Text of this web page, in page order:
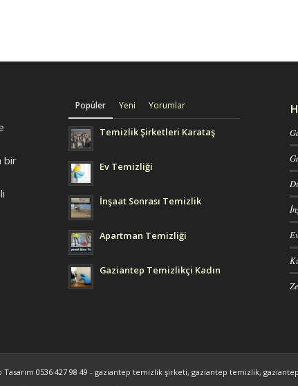
bir
Popüler Yeni Yorumlar
Temizlik Şirketleri Karataş
Ev Temizliği
İnşaat Sonrası Temizlik
Apartman Temizliği
Gaziantep Temizlikçi Kadın
0536 427 98 49 - gaziantep temizlik şirketi, gaziantep temizlik,